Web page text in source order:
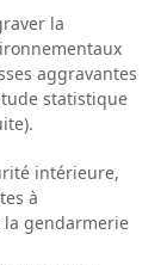
la
aggravantes
statistique
intérieure,
à
la gendarmerie